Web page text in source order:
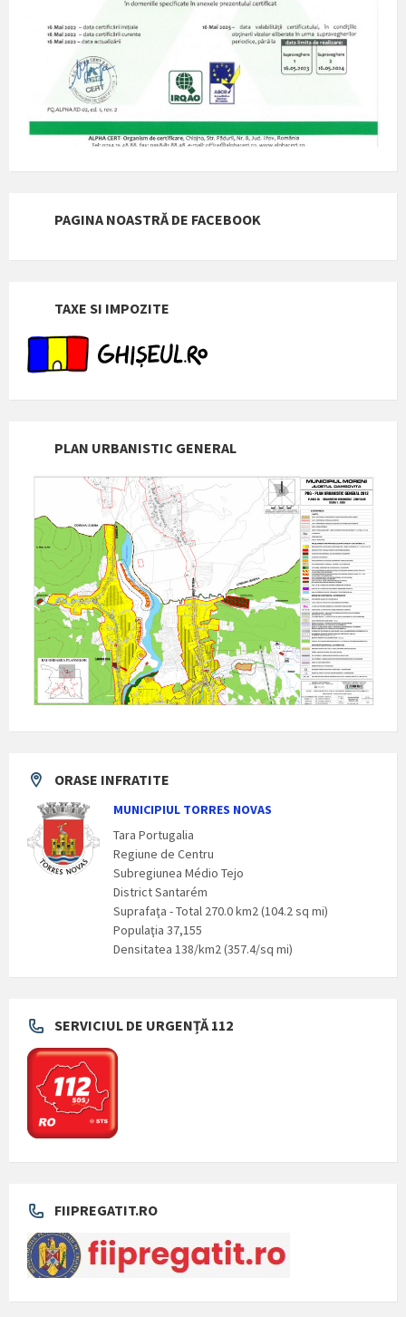
PAGINA NOASTRĂ DE FACEBOOK
TAXE SI IMPOZITE
PLAN URBANISTIC GENERAL
ORASE INFRATITE
MUNICIPIUL TORRES NOVAS
Tara Portugalia
Regiune de Centru
Subregiunea Médio Tejo
District Santarém
Suprafaţa - Total 270.0 km2 (104.2 sq mi)
Populaţia 37,155
Densitatea 138/km2 (357.4/sq mi)
SERVICIUL DE URGENȚĂ 112
FIIPREGATIT.RO